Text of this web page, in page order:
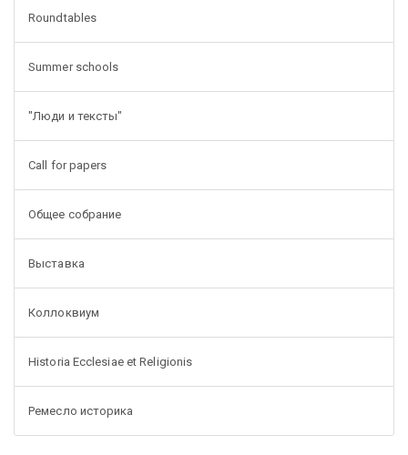
Roundtables
Summer schools
"Люди и тексты"
Call for papers
Общее собрание
Выставка
Коллоквиум
Historia Ecclesiae et Religionis
Ремесло историка